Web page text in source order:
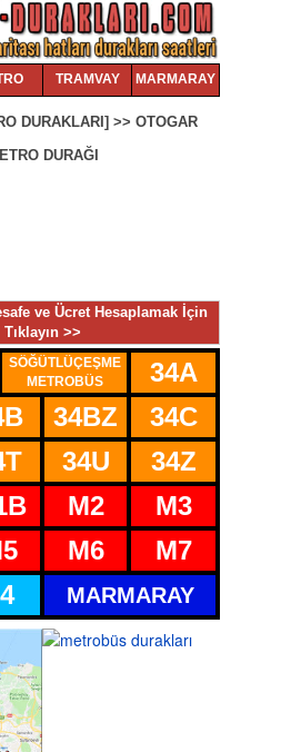
TRAMVAY MARMARAY
34A
34BZ
34C
34U
34Z
M2
M3
M6
M7
MARMARAY
ve Ücret Hesaplamak İçin
Tıklayın >>
SÖĞÜTLÜÇEŞME
METROBÜS
DURAKLARI] >> OTOGAR
DURAĞI